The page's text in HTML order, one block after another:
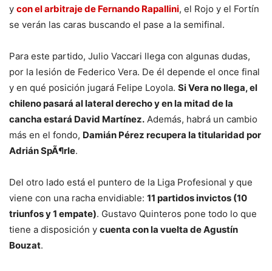
y con el arbitraje de Fernando Rapallini, el Rojo y el Fortín
se verán las caras buscando el pase a la semifinal.
Para este partido, Julio Vaccari llega con algunas dudas,
por la lesión de Federico Vera. De él depende el once final
y en qué posición jugará Felipe Loyola. Si Vera no llega, el
chileno pasará al lateral derecho y en la mitad de la
cancha estará David Martínez. Además, habrá un cambio
más en el fondo, Damián Pérez recupera la titularidad por
Adrián SpÃ¶rle.
Del otro lado está el puntero de la Liga Profesional y que
viene con una racha envidiable: 11 partidos invictos (10
triunfos y 1 empate). Gustavo Quinteros pone todo lo que
tiene a disposición y cuenta con la vuelta de Agustín
Bouzat.